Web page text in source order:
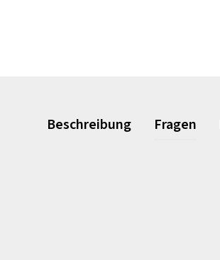
Beschreibung Fragen